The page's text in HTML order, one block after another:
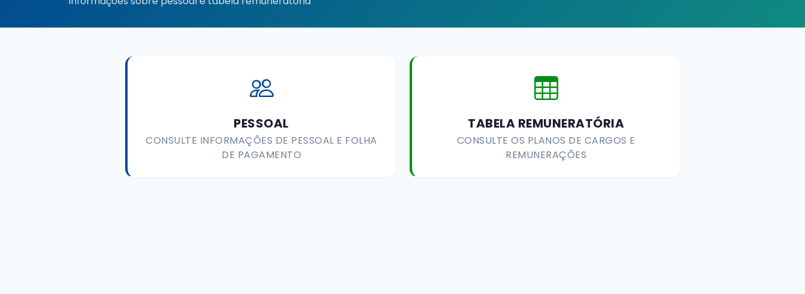
PESSOAL
CONSULTE INFORMAÇÕES DE PESSOAL E FOLHA
DE PAGAMENTO
TABELA REMUNERATÓRIA
CONSULTE OS PLANOS DE CARGOS E
REMUNERAÇÕES